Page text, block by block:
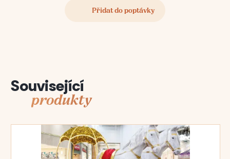
Související
produkty